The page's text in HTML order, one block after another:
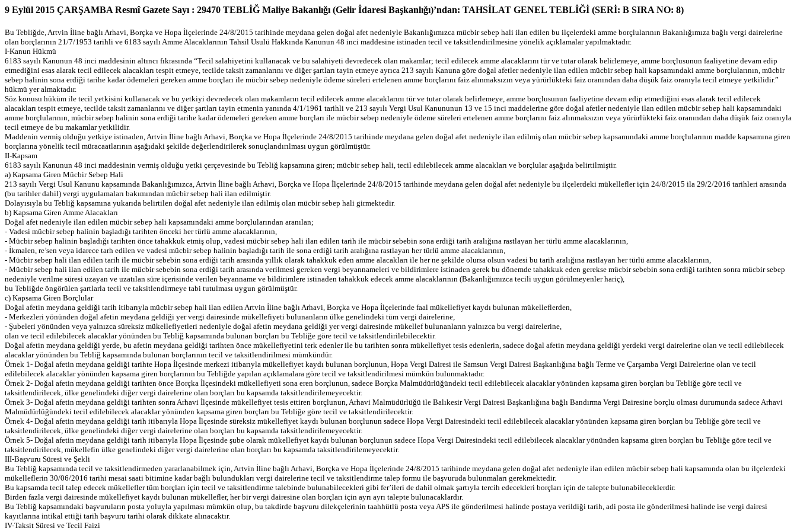
9 Eylül 2015 ÇARŞAMBA Resmî Gazete Sayı : 29470 TEBLİĞ Maliye Bakanlığı (Gelir İdaresi Başkanlığı)’ndan: TAHSİLAT GENEL TEBLİĞİ (SERİ: B SIRA NO: 8)
Bu Tebliğde, Artvin İline bağlı Arhavi, Borçka ve Hopa İlçelerinde 24/8/2015 tarihinde meydana gelen doğal afet nedeniyle Bakanlığımızca mücbir sebep hali ilan edilen bu ilçelerdeki amme borçlularının Bakanlığımıza bağlı vergi dairelerine
olan borçlarının 21/7/1953 tarihli ve 6183 sayılı Amme Alacaklarının Tahsil Usulü Hakkında Kanunun 48 inci maddesine istinaden tecil ve taksitlendirilmesine yönelik açıklamalar yapılmaktadır.
I-Kanun Hükmü
6183 sayılı Kanunun 48 inci maddesinin altıncı fıkrasında “Tecil salahiyetini kullanacak ve bu salahiyeti devredecek olan makamlar; tecil edilecek amme alacaklarını tür ve tutar olarak belirlemeye, amme borçlusunun faaliyetine devam edip
etmediğini esas alarak tecil edilecek alacakları tespit etmeye, tecilde taksit zamanlarını ve diğer şartları tayin etmeye ayrıca 213 sayılı Kanuna göre doğal afetler nedeniyle ilan edilen mücbir sebep hali kapsamındaki amme borçlularının, mücbir
sebep halinin sona erdiği tarihe kadar ödemeleri gereken amme borçları ile mücbir sebep nedeniyle ödeme süreleri ertelenen amme borçlarını faiz alınmaksızın veya yürürlükteki faiz oranından daha düşük faiz oranıyla tecil etmeye yetkilidir.”
hükmü yer almaktadır.
Söz konusu hüküm ile tecil yetkisini kullanacak ve bu yetkiyi devredecek olan makamların tecil edilecek amme alacaklarını tür ve tutar olarak belirlemeye, amme borçlusunun faaliyetine devam edip etmediğini esas alarak tecil edilecek
alacakları tespit etmeye, tecilde taksit zamanlarını ve diğer şartları tayin etmenin yanında 4/1/1961 tarihli ve 213 sayılı Vergi Usul Kanununun 13 ve 15 inci maddelerine göre doğal afetler nedeniyle ilan edilen mücbir sebep hali kapsamındaki
amme borçlularının, mücbir sebep halinin sona erdiği tarihe kadar ödemeleri gereken amme borçları ile mücbir sebep nedeniyle ödeme süreleri ertelenen amme borçlarını faiz alınmaksızın veya yürürlükteki faiz oranından daha düşük faiz oranıyla
tecil etmeye de bu makamlar yetkilidir.
Maddenin vermiş olduğu yetkiye istinaden, Artvin İline bağlı Arhavi, Borçka ve Hopa İlçelerinde 24/8/2015 tarihinde meydana gelen doğal afet nedeniyle ilan edilmiş olan mücbir sebep kapsamındaki amme borçlularının madde kapsamına giren
borçlarına yönelik tecil müracaatlarının aşağıdaki şekilde değerlendirilerek sonuçlandırılması uygun görülmüştür.
II-Kapsam
6183 sayılı Kanunun 48 inci maddesinin vermiş olduğu yetki çerçevesinde bu Tebliğ kapsamına giren; mücbir sebep hali, tecil edilebilecek amme alacakları ve borçlular aşağıda belirtilmiştir.
a) Kapsama Giren Mücbir Sebep Hali
213 sayılı Vergi Usul Kanunu kapsamında Bakanlığımızca, Artvin İline bağlı Arhavi, Borçka ve Hopa İlçelerinde 24/8/2015 tarihinde meydana gelen doğal afet nedeniyle bu ilçelerdeki mükellefler için 24/8/2015 ila 29/2/2016 tarihleri arasında
(bu tarihler dahil) vergi uygulamaları bakımından mücbir sebep hali ilan edilmiştir.
Dolayısıyla bu Tebliğ kapsamına yukarıda belirtilen doğal afet nedeniyle ilan edilmiş olan mücbir sebep hali girmektedir.
b) Kapsama Giren Amme Alacakları
Doğal afet nedeniyle ilan edilen mücbir sebep hali kapsamındaki amme borçlularından aranılan;
- Vadesi mücbir sebep halinin başladığı tarihten önceki her türlü amme alacaklarının,
- Mücbir sebep halinin başladığı tarihten önce tahakkuk etmiş olup, vadesi mücbir sebep hali ilan edilen tarih ile mücbir sebebin sona erdiği tarih aralığına rastlayan her türlü amme alacaklarının,
- İkmalen, re’sen veya idarece tarh edilen ve vadesi mücbir sebep halinin başladığı tarih ile sona erdiği tarih aralığına rastlayan her türlü amme alacaklarının,
- Mücbir sebep hali ilan edilen tarih ile mücbir sebebin sona erdiği tarih arasında yıllık olarak tahakkuk eden amme alacakları ile her ne şekilde olursa olsun vadesi bu tarih aralığına rastlayan her türlü amme alacaklarının,
- Mücbir sebep hali ilan edilen tarih ile mücbir sebebin sona erdiği tarih arasında verilmesi gereken vergi beyannameleri ve bildirimlere istinaden gerek bu dönemde tahakkuk eden gerekse mücbir sebebin sona erdiği tarihten sonra mücbir sebep
nedeniyle verilme süresi uzayan ve uzatılan süre içerisinde verilen beyanname ve bildirimlere istinaden tahakkuk edecek amme alacaklarının (Bakanlığımızca tecili uygun görülmeyenler hariç),
bu Tebliğde öngörülen şartlarla tecil ve taksitlendirmeye tabi tutulması uygun görülmüştür.
c) Kapsama Giren Borçlular
Doğal afetin meydana geldiği tarih itibarıyla mücbir sebep hali ilan edilen Artvin İline bağlı Arhavi, Borçka ve Hopa İlçelerinde faal mükellefiyet kaydı bulunan mükelleflerden,
- Merkezleri yönünden doğal afetin meydana geldiği yer vergi dairesinde mükellefiyeti bulunanların ülke genelindeki tüm vergi dairelerine,
- Şubeleri yönünden veya yalnızca süreksiz mükellefiyetleri nedeniyle doğal afetin meydana geldiği yer vergi dairesinde mükellef bulunanların yalnızca bu vergi dairelerine,
olan ve tecil edilebilecek alacaklar yönünden bu Tebliğ kapsamında bulunan borçları bu Tebliğe göre tecil ve taksitlendirilebilecektir.
Doğal afetin meydana geldiği yerde, bu afetin meydana geldiği tarihten önce mükellefiyetini terk edenler ile bu tarihten sonra mükellefiyet tesis edenlerin, sadece doğal afetin meydana geldiği yerdeki vergi dairelerine olan ve tecil edilebilecek
alacaklar yönünden bu Tebliğ kapsamında bulunan borçlarının tecil ve taksitlendirilmesi mümkündür.
Örnek 1- Doğal afetin meydana geldiği tarihte Hopa İlçesinde merkezi itibarıyla mükellefiyet kaydı bulunan borçlunun, Hopa Vergi Dairesi ile Samsun Vergi Dairesi Başkanlığına bağlı Terme ve Çarşamba Vergi Dairelerine olan ve tecil
edilebilecek alacaklar yönünden kapsama giren borçlarının bu Tebliğde yapılan açıklamalara göre tecil ve taksitlendirilmesi mümkün bulunmaktadır.
Örnek 2- Doğal afetin meydana geldiği tarihten önce Borçka İlçesindeki mükellefiyeti sona eren borçlunun, sadece Borçka Malmüdürlüğündeki tecil edilebilecek alacaklar yönünden kapsama giren borçları bu Tebliğe göre tecil ve
taksitlendirilecek, ülke genelindeki diğer vergi dairelerine olan borçları bu kapsamda taksitlendirilemeyecektir.
Örnek 3- Doğal afetin meydana geldiği tarihten sonra Arhavi İlçesinde mükellefiyet tesis ettiren borçlunun, Arhavi Malmüdürlüğü ile Balıkesir Vergi Dairesi Başkanlığına bağlı Bandırma Vergi Dairesine borçlu olması durumunda sadece Arhavi
Malmüdürlüğündeki tecil edilebilecek alacaklar yönünden kapsama giren borçları bu Tebliğe göre tecil ve taksitlendirilecektir.
Örnek 4- Doğal afetin meydana geldiği tarih itibarıyla Hopa İlçesinde süreksiz mükellefiyet kaydı bulunan borçlunun sadece Hopa Vergi Dairesindeki tecil edilebilecek alacaklar yönünden kapsama giren borçları bu Tebliğe göre tecil ve
taksitlendirilecek, ülke genelindeki diğer vergi dairelerine olan borçları bu kapsamda taksitlendirilemeyecektir.
Örnek 5- Doğal afetin meydana geldiği tarih itibarıyla Hopa İlçesinde şube olarak mükellefiyet kaydı bulunan borçlunun sadece Hopa Vergi Dairesindeki tecil edilebilecek alacaklar yönünden kapsama giren borçları bu Tebliğe göre tecil ve
taksitlendirilecek, mükellefin ülke genelindeki diğer vergi dairelerine olan borçları bu kapsamda taksitlendirilemeyecektir.
III-Başvuru Süresi ve Şekli
Bu Tebliğ kapsamında tecil ve taksitlendirmeden yararlanabilmek için, Artvin İline bağlı Arhavi, Borçka ve Hopa İlçelerinde 24/8/2015 tarihinde meydana gelen doğal afet nedeniyle ilan edilen mücbir sebep hali kapsamında olan bu ilçelerdeki
mükelleflerin 30/06/2016 tarihi mesai saati bitimine kadar bağlı bulundukları vergi dairelerine tecil ve taksitlendirme talep formu ile başvuruda bulunmaları gerekmektedir.
Bu kapsamda tecil talep edecek mükellefler tüm borçları için tecil ve taksitlendirme talebinde bulunabilecekleri gibi fer’ileri de dahil olmak şartıyla tercih edecekleri borçları için de talepte bulunabileceklerdir.
Birden fazla vergi dairesinde mükellefiyet kaydı bulunan mükellefler, her bir vergi dairesine olan borçları için ayrı ayrı talepte bulunacaklardır.
Bu Tebliğ kapsamındaki başvuruların posta yoluyla yapılması mümkün olup, bu takdirde başvuru dilekçelerinin taahhütlü posta veya APS ile gönderilmesi halinde postaya verildiği tarih, adi posta ile gönderilmesi halinde ise vergi dairesi
kayıtlarına intikal ettiği tarih başvuru tarihi olarak dikkate alınacaktır.
IV-Taksit Süresi ve Tecil Faizi